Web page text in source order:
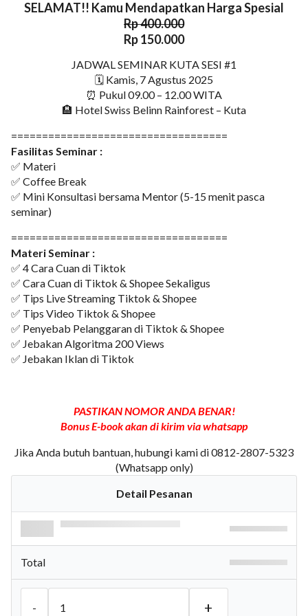
SELAMAT!! Kamu Mendapatkan Harga Spesial
Rp 400.000
Rp 150.000
JADWAL SEMINAR KUTA SESI #1
🗓 Kamis, 7 Agustus 2025
⏰ Pukul 09.00 – 12.00 WITA
🏨 Hotel Swiss Belinn Rainforest – Kuta
===================================
Fasilitas Seminar :
✅ Materi
✅ Coffee Break
✅ Mini Konsultasi bersama Mentor (5-15 menit pasca
seminar)
===================================
Materi Seminar :
✅ 4 Cara Cuan di Tiktok
✅ Cara Cuan di Tiktok & Shopee Sekaligus
✅ Tips Live Streaming Tiktok & Shopee
✅ Tips Video Tiktok & Shopee
✅ Penyebab Pelanggaran di Tiktok & Shopee
✅ Jebakan Algoritma 200 Views
✅ Jebakan Iklan di Tiktok
PASTIKAN NOMOR ANDA BENAR!
Bonus E-book akan di kirim via whatsapp
Jika Anda butuh bantuan, hubungi kami di 0812-2807-5323
(Whatsapp only)
Detail Pesanan
Total